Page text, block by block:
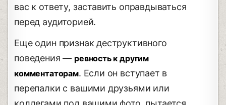
вас к ответу, заставить оправдываться
перед аудиторией.
Еще один признак деструктивного
поведения — ревность к другим
комментаторам. Если он вступает в
перепалки с вашими друзьями или